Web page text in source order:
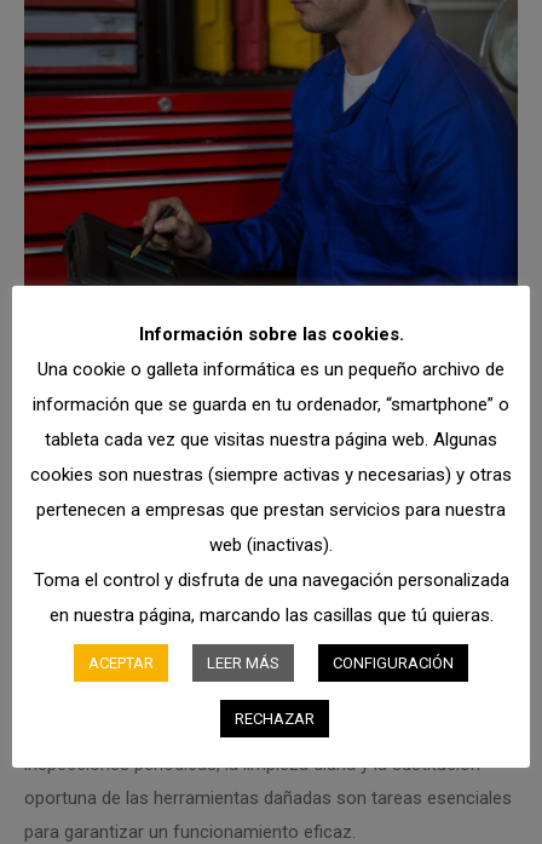
Conclusión
En conclusión, la puesta en marcha de un programa de
mantenimiento preventivo para la maquinaria de limpieza
industrial es crucial para optimizar el rendimiento, reducir
costes y prolongar la vida útil de la maquinaria. Las
inspecciones periódicas, la limpieza diaria y la sustitución
oportuna de las herramientas dañadas son tareas esenciales
para garantizar un funcionamiento eficaz.
Información sobre las cookies.
Una cookie o galleta informática es un pequeño archivo de
información que se guarda en tu ordenador, “smartphone” o
tableta cada vez que visitas nuestra página web. Algunas
cookies son nuestras (siempre activas y necesarias) y otras
pertenecen a empresas que prestan servicios para nuestra
web (inactivas).
Toma el control y disfruta de una navegación personalizada
en nuestra página, marcando las casillas que tú quieras.
ACEPTAR LEER MÁS CONFIGURACIÓN
RECHAZAR